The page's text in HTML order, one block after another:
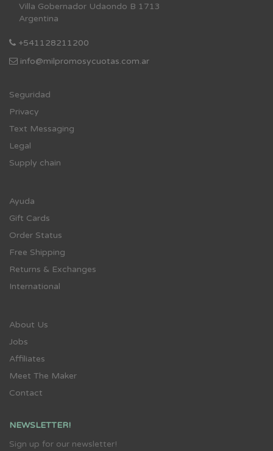
Villa Gobernador Udaondo B 1713
Argentina
+541128211200
info@milpromosycuotas.com.ar
Seguridad
Privacy
Text Messaging
Legal
Supply chain
Ayuda
Gift Cards
Order Status
Free Shipping
Returns & Exchanges
International
About Us
Jobs
Affiliates
Meet The Maker
Contact
NEWSLETTER!
Sign up for our newsletter!